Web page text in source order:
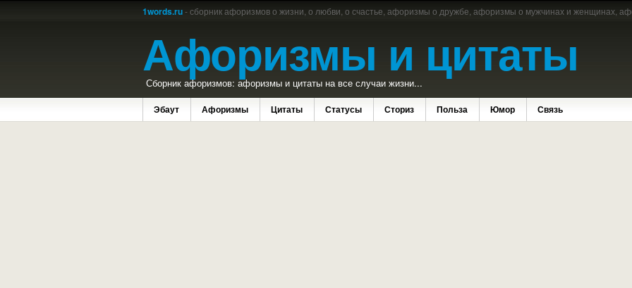
1words.ru- сборник афоризмов о жизни, о любви, о счастье, афоризмы о дружбе, афоризмы о мужчинах и женщинах,
Афоризмы и цитаты
Сборник афоризмов: афоризмы и цитаты на все случаи жизни...
Эбаут Афоризмы Цитаты Статусы Сториз Польза Юмор Связь